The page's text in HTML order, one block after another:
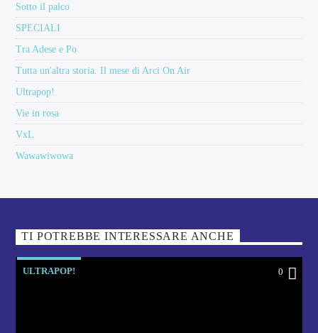
Sotto il palco
SPECIALI
Tra Adese e Po
Tutta un'altra storia. Il mese di Arci On Air
Ultrapop!
Vie in rosa
VxL
Wawawiwowa
TI POTREBBE INTERESSARE ANCHE
ULTRAPOP! 0